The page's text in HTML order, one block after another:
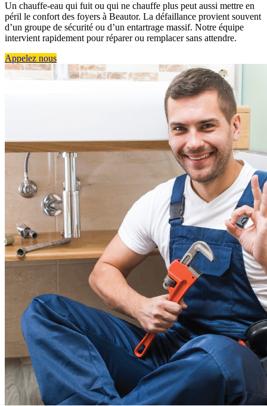
Un chauffe-eau qui fuit ou qui ne chauffe plus peut aussi mettre en
péril le confort des foyers à Beautor. La défaillance provient souvent
d’un groupe de sécurité ou d’un entartrage massif. Notre équipe
intervient rapidement pour réparer ou remplacer sans attendre.
Appelez nous